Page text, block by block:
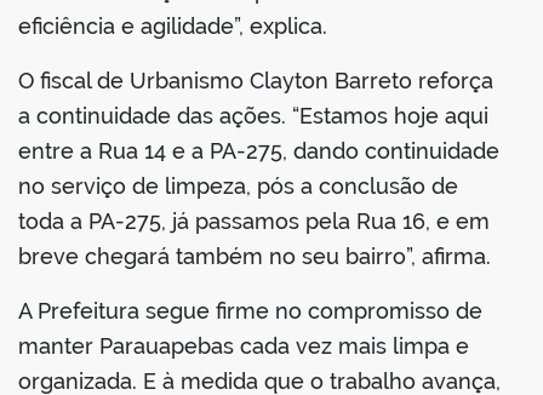
eficiência e agilidade”, explica.
O fiscal de Urbanismo Clayton Barreto reforça
a continuidade das ações. “Estamos hoje aqui
entre a Rua 14 e a PA-275, dando continuidade
no serviço de limpeza, pós a conclusão de
toda a PA-275, já passamos pela Rua 16, e em
breve chegará também no seu bairro”, afirma.
A Prefeitura segue firme no compromisso de
manter Parauapebas cada vez mais limpa e
organizada. E à medida que o trabalho avança,